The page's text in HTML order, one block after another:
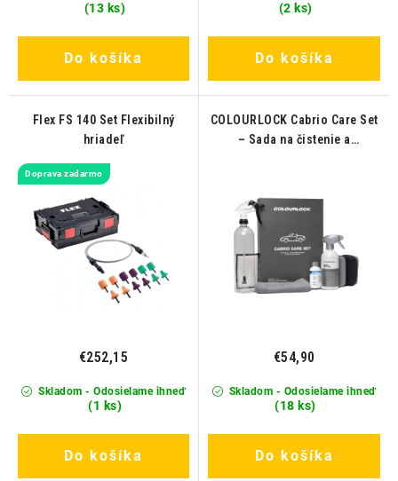
(13 ks)
Do košíka
(2 ks)
Do košíka
Flex FS 140 Set Flexibilný
hriadeľ
Doprava zadarmo
Skladom - Odosielame ihneď
(1 ks)
€252,15
Do košíka
COLOURLOCK Cabrio Care Set
– Sada na čistenie a
Skladom - Odosielame ihneď
(18 ks)
€54,90
Do košíka